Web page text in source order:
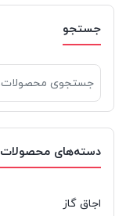
جستجو
برای:
دسته‌های محصولات
اجاق گاز